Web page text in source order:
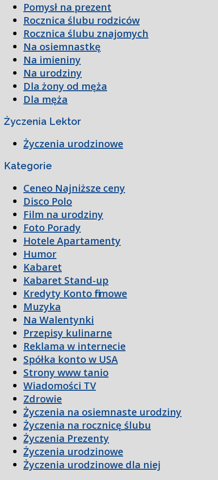
Pomysł na prezent
Rocznica ślubu rodziców
Rocznica ślubu znajomych
Na osiemnastkę
Na imieniny
Na urodziny
Dla żony od męża
Dla męża
Życzenia Lektor
Życzenia urodzinowe
Kategorie
Ceneo Najniższe ceny
Disco Polo
Film na urodziny
Foto Porady
Hotele Apartamenty
Humor
Kabaret
Kabaret Stand-up
Kredyty Konto firmowe
Muzyka
Na Walentynki
Przepisy kulinarne
Reklama w internecie
Spółka konto w USA
Strony www tanio
Wiadomości TV
Zdrowie
Życzenia na osiemnaste urodziny
Życzenia na rocznicę ślubu
Życzenia Prezenty
Życzenia urodzinowe
Życzenia urodzinowe dla niej